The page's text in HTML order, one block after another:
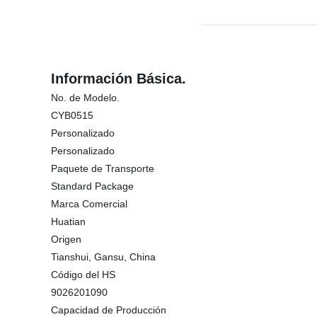
Información Básica.
No. de Modelo.
CYB0515
Personalizado
Personalizado
Paquete de Transporte
Standard Package
Marca Comercial
Huatian
Origen
Tianshui, Gansu, China
Código del HS
9026201090
Capacidad de Producción